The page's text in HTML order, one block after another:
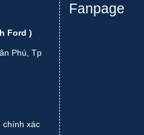
Ford )
Phú, Tp
chính xác
Fanpage